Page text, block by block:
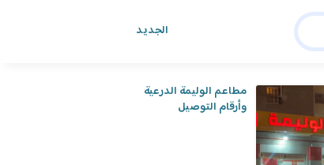
الجديد
مطاعم الوليمة الدرعية
وأرقام التوصيل